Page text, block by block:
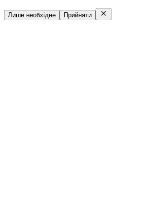
Лише необхідне Прийняти